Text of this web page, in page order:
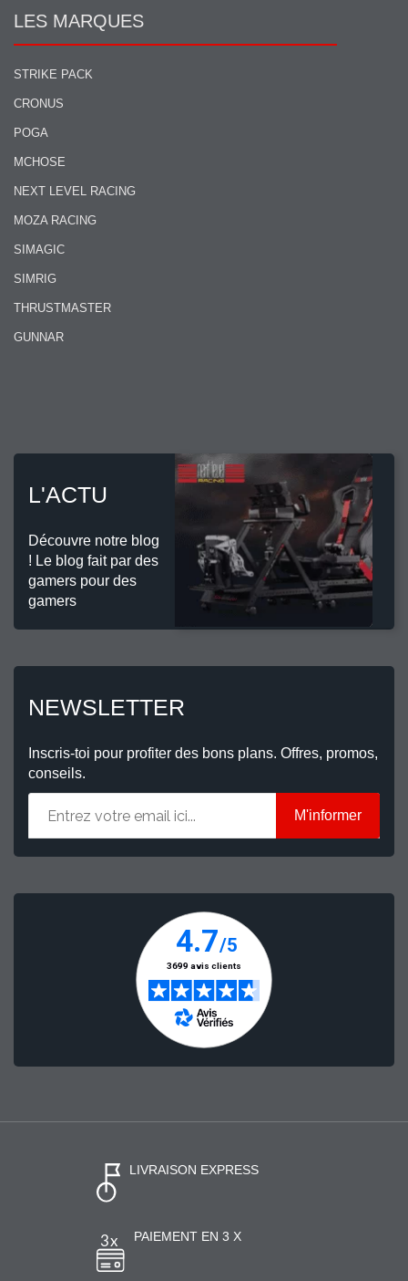
LES MARQUES
STRIKE PACK
CRONUS
POGA
MCHOSE
NEXT LEVEL RACING
MOZA RACING
SIMAGIC
SIMRIG
THRUSTMASTER
GUNNAR
L'ACTU
Découvre notre blog
! Le blog fait par des
gamers pour des
gamers
NEWSLETTER
Inscris-toi pour profiter des bons plans. Offres, promos,
conseils.
M'informer
LIVRAISON EXPRESS
PAIEMENT EN 3 X